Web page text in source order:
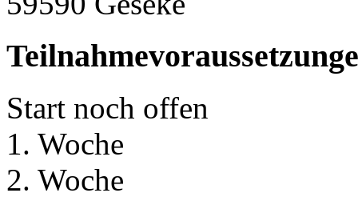
Start noch offen
1. Woche
2. Woche